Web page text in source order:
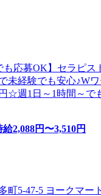
も応募OK】セラピス
未経験でも安心♪W
☆週1日～1時間～で
給2,088円〜3,510円
町5-47-5 ヨークマー